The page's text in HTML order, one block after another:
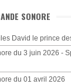
SONORE
David le prince
du 3 juin 2026 -
du 01 avril 2026